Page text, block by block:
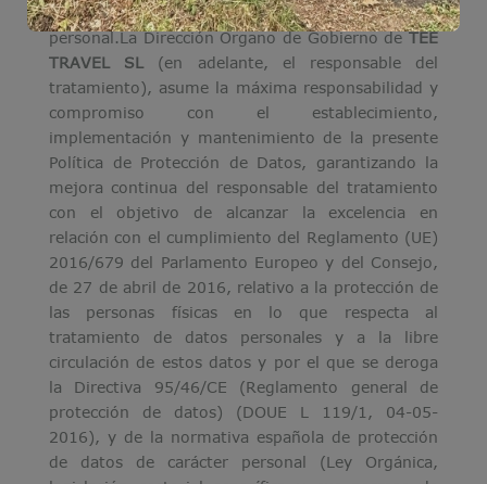
materia de protección de datos de carácter
personal.La Dirección Órgano de Gobierno de TEE
TRAVEL SL
(en adelante, el responsable del
tratamiento), asume la máxima responsabilidad y
compromiso con el establecimiento,
implementación y mantenimiento de la presente
Política de Protección de Datos, garantizando la
mejora continua del responsable del tratamiento
con el objetivo de alcanzar la excelencia en
relación con el cumplimiento del Reglamento (UE)
2016/679 del Parlamento Europeo y del Consejo,
de 27 de abril de 2016, relativo a la protección de
las personas físicas en lo que respecta al
tratamiento de datos personales y a la libre
circulación de estos datos y por el que se deroga
la Directiva 95/46/CE (Reglamento general de
protección de datos) (DOUE L 119/1, 04-05-
2016), y de la normativa española de protección
de datos de carácter personal (Ley Orgánica,